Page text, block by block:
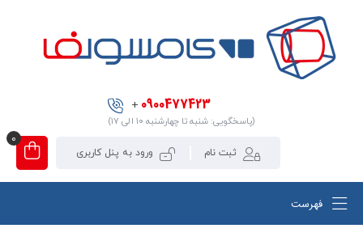
0900477423
+
(پاسخگویی: شنبه تا چهارشنبه ۱۰ الی ۱۷)
ثبت نام ورود به پنل کاربری
0
فهرست